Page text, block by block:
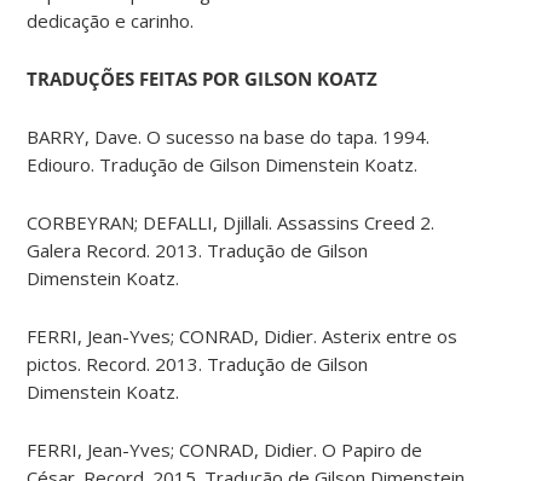
dedicação e carinho.
TRADUÇÕES FEITAS POR GILSON KOATZ
BARRY, Dave. O sucesso na base do tapa. 1994.
Ediouro. Tradução de Gilson Dimenstein Koatz.
CORBEYRAN; DEFALLI, Djillali. Assassins Creed 2.
Galera Record. 2013. Tradução de Gilson
Dimenstein Koatz.
FERRI, Jean-Yves; CONRAD, Didier. Asterix entre os
pictos. Record. 2013. Tradução de Gilson
Dimenstein Koatz.
FERRI, Jean-Yves; CONRAD, Didier. O Papiro de